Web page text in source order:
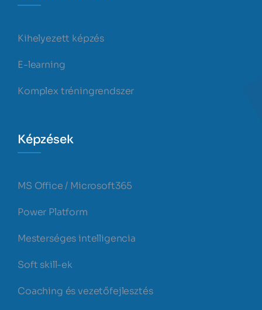
Kihelyezett képzés
E-learning
Komplex tréningrendszer
Képzések
MS Office / Microsoft365
Power Platform
Mesterséges intelligencia
Soft skill-ek
Coaching és vezetőfejlesztés